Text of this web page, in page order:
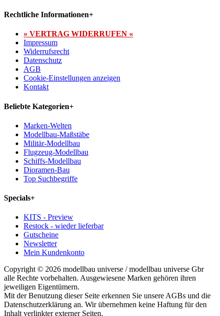
Rechtliche Informationen+
» VERTRAG WIDERRUFEN «
Impressum
Widerrufsrecht
Datenschutz
AGB
Cookie-Einstellungen anzeigen
Kontakt
Beliebte Kategorien+
Marken-Welten
Modellbau-Maßstäbe
Militär-Modellbau
Flugzeug-Modellbau
Schiffs-Modellbau
Dioramen-Bau
Top Suchbegriffe
Specials+
KITS - Preview
Restock - wieder lieferbar
Gutscheine
Newsletter
Mein Kundenkonto
Copyright © 2026 modellbau universe / modellbau universe Gbr
alle Rechte vorbehalten. Ausgewiesene Marken gehören ihren
jeweiligen Eigentümern.
Mit der Benutzung dieser Seite erkennen Sie unsere AGBs und die
Datenschutzerklärung an. Wir übernehmen keine Haftung für den
Inhalt verlinkter externer Seiten.